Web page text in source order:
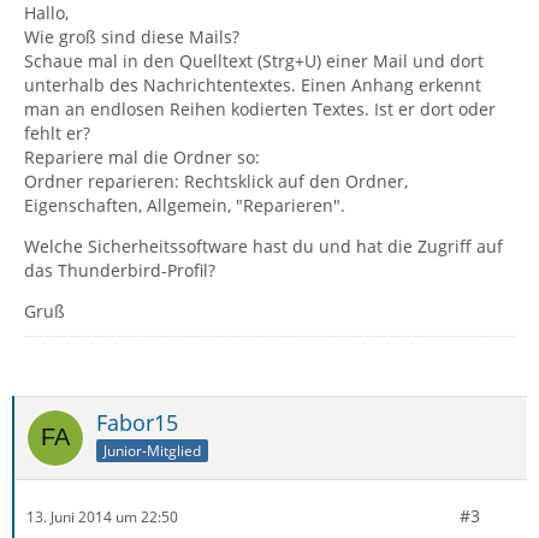
Hallo,
Wie groß sind diese Mails?
Schaue mal in den Quelltext (Strg+U) einer Mail und dort
unterhalb des Nachrichtentextes. Einen Anhang erkennt
man an endlosen Reihen kodierten Textes. Ist er dort oder
fehlt er?
Repariere mal die Ordner so:
Ordner reparieren: Rechtsklick auf den Ordner,
Eigenschaften, Allgemein, "Reparieren".
Welche Sicherheitssoftware hast du und hat die Zugriff auf
das Thunderbird-Profil?
Gruß
Fabor15
Junior-Mitglied
13. Juni 2014 um 22:50 #3